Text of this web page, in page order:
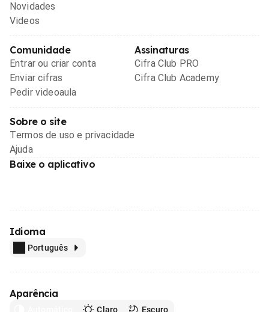
Novidades
Videos
Comunidade
Entrar ou criar conta
Enviar cifras
Pedir videoaula
Assinaturas
Cifra Club PRO
Cifra Club Academy
Sobre o site
Termos de uso e privacidade
Ajuda
Baixe o aplicativo
Idioma
Português
Aparência
Claro Escuro